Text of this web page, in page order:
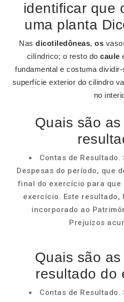
identificar que
uma planta
Nas dicotiledôneas, os
cilíndrico; o resto do caule
fundamental e costuma
superfície exterior do cilindro
no
Quais são
Contas de Resultado.
Despesas do período, que
final do exercício para que
exercício. Este resultado,
incorporado ao
Prejuízos
Quais são
resultado do
Contas de Resultado.